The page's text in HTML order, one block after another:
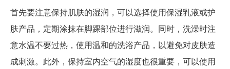
首先要注意保持肌肤的湿润，可以选择使用保湿乳液或护
肤产品，定期涂抹在脚踝部位进行滋润。同时，洗澡时注
意水温不要过热，使用温和的洗浴产品，以避免对皮肤造
成刺激。此外，保持室内空气的湿度也很重要，可以使用